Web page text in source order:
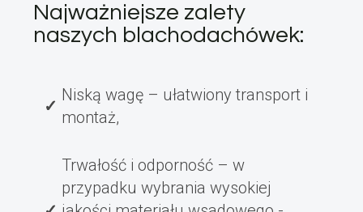
Najważniejsze zalety
naszych blachodachówek:
Niską wagę – ułatwiony transport i
montaż,
Trwałość i odporność – w
przypadku wybrania wysokiej